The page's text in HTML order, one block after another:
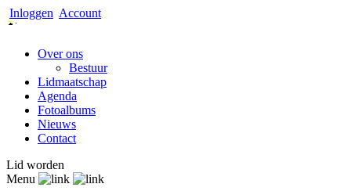
Inloggen Account
Over ons
Bestuur
Lidmaatschap
Agenda
Fotoalbums
Nieuws
Contact
Lid worden
Menu